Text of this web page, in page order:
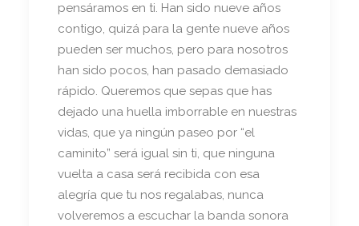
pensáramos en ti. Han sido nueve años
contigo, quizá para la gente nueve años
pueden ser muchos, pero para nosotros
han sido pocos, han pasado demasiado
rápido. Queremos que sepas que has
dejado una huella imborrable en nuestras
vidas, que ya ningún paseo por “el
caminito” será igual sin ti, que ninguna
vuelta a casa será recibida con esa
alegría que tu nos regalabas, nunca
volveremos a escuchar la banda sonora